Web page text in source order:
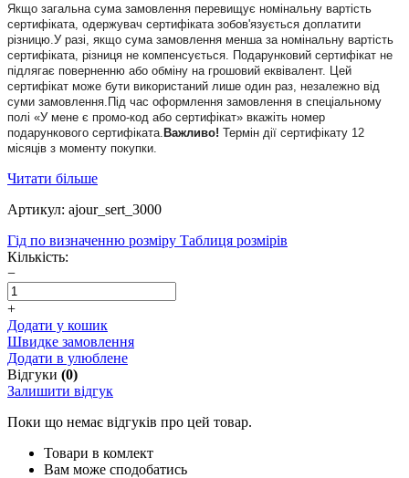
Якщо загальна сума замовлення перевищує номінальну вартість
сертифіката, одержувач сертифіката зобов'язується доплатити
різницю.У разі, якщо сума замовлення менша за номінальну вартість
сертифіката, різниця не компенсується. Подарунковий сертифікат не
підлягає поверненню або обміну на грошовий еквівалент. Цей
сертифікат може бути використаний лише один раз, незалежно від
суми замовлення.Під час оформлення замовлення в спеціальному
полі «У мене є промо-код або сертифікат» вкажіть номер
подарункового сертифіката. Важливо! Термін дії сертифікату 12
місяців з моменту покупки.
Читати більше
Артикул: ajour_sert_3000
Гід по визначенню розміру Таблиця розмірів
Кількість:
−
+
Додати у кошик
Швидке замовлення
Додати в улюблене
Відгуки (0)
Залишити відгук
Поки що немає відгуків про цей товар.
Товари в комлект
Вам може сподобатись